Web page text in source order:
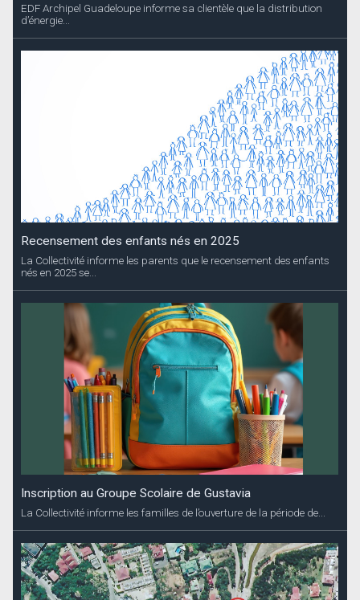
EDF Archipel Guadeloupe informe sa clientèle que la distribution
d’énergie...
Recensement des enfants nés en 2025
La Collectivité informe les parents que le recensement des enfants
nés en 2025 se...
Inscription au Groupe Scolaire de Gustavia
La Collectivité informe les familles de l’ouverture de la période de...